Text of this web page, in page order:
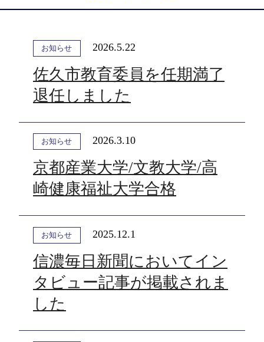
お知らせ 2026.5.22
佐久市教育委員を任期満了
退任しました
お知らせ 2026.3.10
京都産業大学/文教大学/高
崎健康福祉大学合格
お知らせ 2025.12.1
信濃毎日新聞においてイン
タビュー記事が掲載されま
した